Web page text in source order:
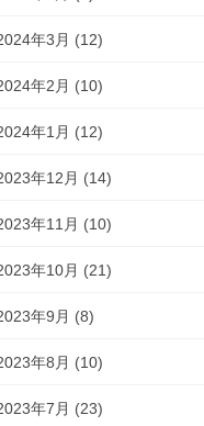
年3月 (12)
年2月 (10)
年1月 (12)
年12月 (14)
年11月 (10)
年10月 (21)
年9月 (8)
年8月 (10)
年7月 (23)